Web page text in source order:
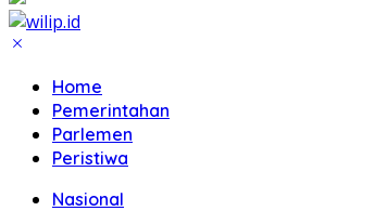
Home
Pemerintahan
Parlemen
Peristiwa
Nasional